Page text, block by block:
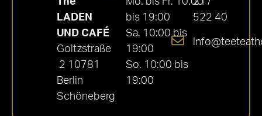
LADEN
UND CAFÉ
Goltzstraße
2 10781
Berlin
Schöneberg
bis 19:00
Sa. 10:00 bis
19:00
So. 10:00 bis
19:00
522 40